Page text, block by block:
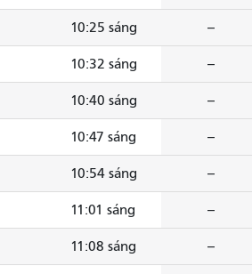
10:25 sáng --
10:32 sáng --
10:40 sáng --
10:47 sáng --
10:54 sáng --
11:01 sáng --
11:08 sáng --